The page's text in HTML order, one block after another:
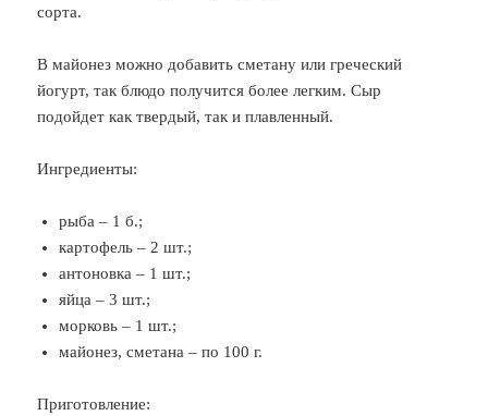
сорта.
В майонез можно добавить сметану или греческий
йогурт, так блюдо получится более легким. Сыр
подойдет как твердый, так и плавленный.
Ингредиенты:
рыба – 1 б.;
картофель – 2 шт.;
антоновка – 1 шт.;
яйца – 3 шт.;
морковь – 1 шт.;
майонез, сметана – по 100 г.
Приготовление: